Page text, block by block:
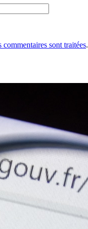
sont traitées.